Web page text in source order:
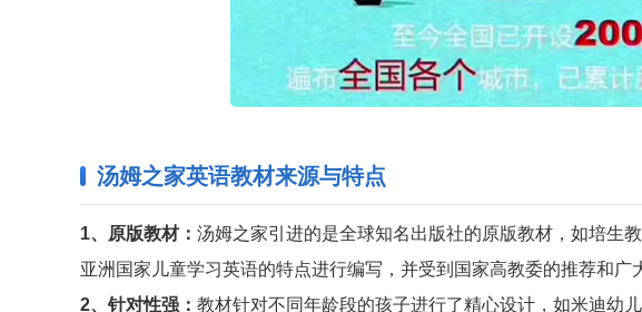
汤姆之家英语教材来源与特点
1、原版教材： 汤姆之家引进的是全球知名出版社的原版教材，如培生
亚洲国家儿童学习英语的特点进行编写，并受到国家高教委的推荐和广
2、针对性强： 教材针对不同年龄段的孩子进行了精心设计，如米迪幼